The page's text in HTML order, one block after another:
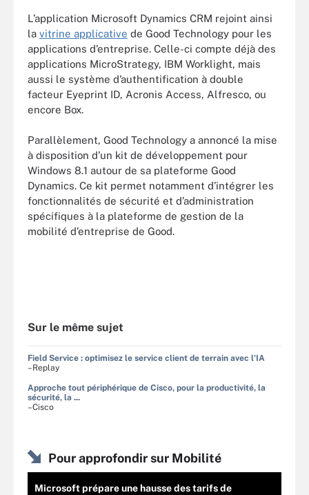
L’application Microsoft Dynamics CRM rejoint ainsi
la vitrine applicative de Good Technology pour les
applications d’entreprise. Celle-ci compte déjà des
applications MicroStrategy, IBM Worklight, mais
aussi le système d’authentification à double
facteur Eyeprint ID, Acronis Access, Alfresco, ou
encore Box.
Parallèlement, Good Technology a annoncé la mise
à disposition d’un kit de développement pour
Windows 8.1 autour de sa plateforme Good
Dynamics. Ce kit permet notamment d’intégrer les
fonctionnalités de sécurité et d’administration
spécifiques à la plateforme de gestion de la
mobilité d’entreprise de Good.
Sur le même sujet
Field Service : optimisez le service client de terrain avec l'IA
–Replay
Approche tout périphérique de Cisco, pour la productivité, la
sécurité, la ...
–Cisco
Pour approfondir sur Mobilité
Microsoft prépare une hausse des tarifs de